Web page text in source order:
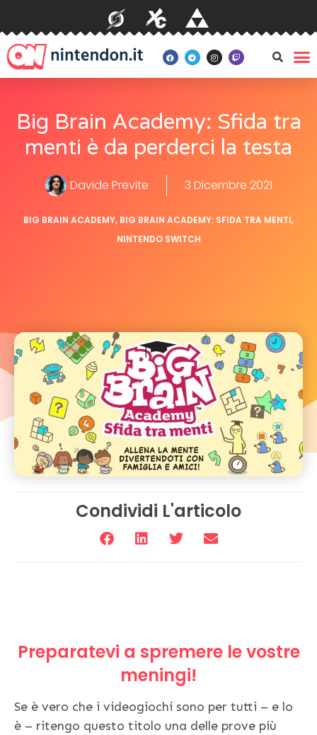
Big Brain Academy: Sfida tra
menti è da perderci la testa
Davide Previte 3 Dicembre 2021
BIG BRAIN ACADEMY, BIG BRAIN ACADEMY: SFIDA TRA MENTI,
NINTENDO SWITCH
Condividi L'articolo
Preparatevi a spremere le vostre
meningi!
Se è vero che i videogiochi sono per tutti – e lo
è – ritengo questo titolo una delle prove più